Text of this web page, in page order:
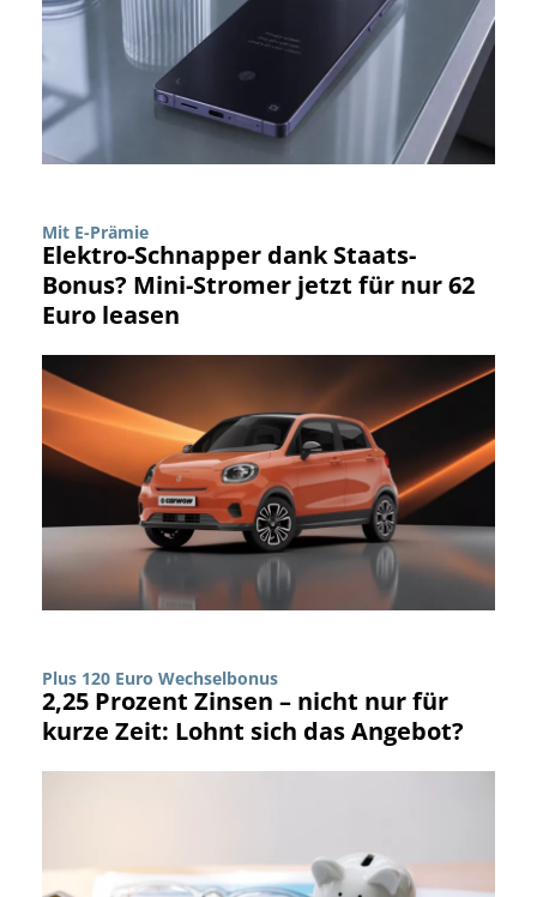
Mit E-Prämie
Elektro-Schnapper dank Staats-
Bonus? Mini-Stromer jetzt für nur 62
Euro leasen
Plus 120 Euro Wechselbonus
2,25 Prozent Zinsen – nicht nur für
kurze Zeit: Lohnt sich das Angebot?